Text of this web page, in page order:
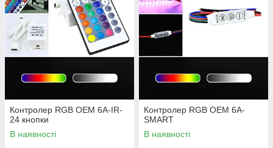
Контролер RGB OEM 6А-IR-
24 кнопки
В наявності
Контролер RGB OEM 6А-
SMART
В наявності